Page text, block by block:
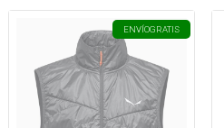
ENVÍOGRATIS